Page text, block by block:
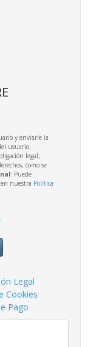
y enviarle la
usuario;
legal;
como se
: Puede
nuestra Política
.
Legal
Cookies
Pago